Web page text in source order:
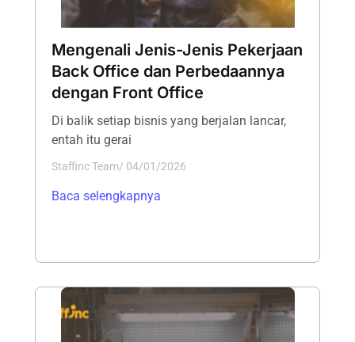
Mengenali Jenis-Jenis Pekerjaan
Back Office dan Perbedaannya
dengan Front Office
Di balik setiap bisnis yang berjalan lancar,
entah itu gerai
Staffinc Team/ 04/01/2026
Baca selengkapnya